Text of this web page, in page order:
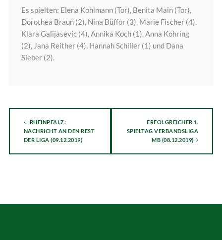
Es spielten: Elena Kohlmann (Tor), Benita Main (Tor),
Dorothea Braun (2), Nina Büffor (3), Marie Fischer (4),
Klara Galijasevic (4), Annika Koch (1), Anna Kohring
(2), Jana Reither (4), Hannah Schiller (1) und Dana
Sieber (2).
RHEINPFALZ:
NACHRICHT AN DEN REST
DER LIGA (09.12.2019)
ERFOLGREICHER 1.
SPIELTAG VERBANDSLIGA
MB (08.12.2019)